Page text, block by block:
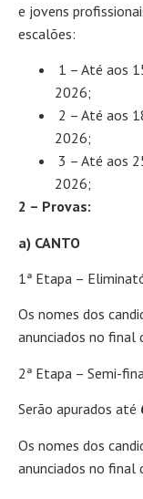
e jovens
escalões:
1 – Até aos
2026;
2 – Até aos
2026;
3 – Até aos
2026;
2 – Provas:
a) CANTO
1ª Etapa –
Os nomes dos
anunciados no final
2ª Etapa – Semi-
Serão apurados até
Os nomes dos
anunciados no final